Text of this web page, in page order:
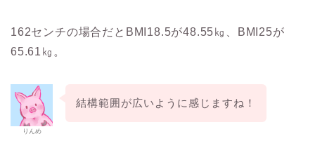
162センチの場合だとBMI18.5が48.55㎏、BMI25が
65.61㎏。
りんめ
結構範囲が広いように感じますね！